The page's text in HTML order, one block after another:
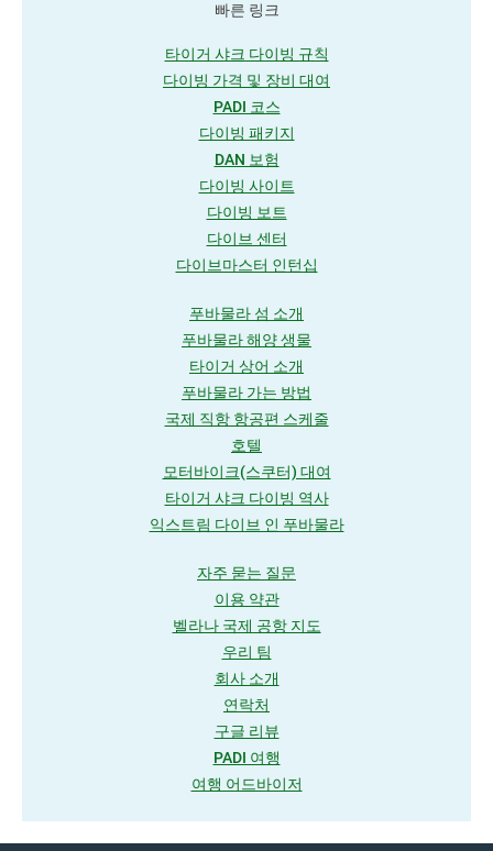
빠른 링크
타이거 샤크 다이빙 규칙
다이빙 가격 및 장비 대여
PADI 코스
다이빙 패키지
DAN 보험
다이빙 사이트
다이빙 보트
다이브 센터
다이브마스터 인턴십
푸바물라 섬 소개
푸바물라 해양 생물
타이거 상어 소개
푸바물라 가는 방법
국제 직항 항공편 스케줄
호텔
모터바이크(스쿠터) 대여
타이거 샤크 다이빙 역사
익스트림 다이브 인 푸바물라
자주 묻는 질문
이용 약관
벨라나 국제 공항 지도
우리 팀
회사 소개
연락처
구글 리뷰
PADI 여행
여행 어드바이저